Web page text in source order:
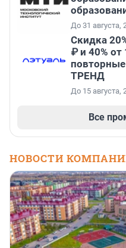
До 31 августа,
Скидка
₽ и 40%
ТРЕНД
До 15 августа,
Все
НОВОСТИ